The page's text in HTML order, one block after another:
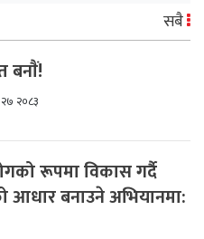
सबै
बनाैं!
२०८३
रूपमा विकास गर्दै
आधार बनाउने अभियानमा: